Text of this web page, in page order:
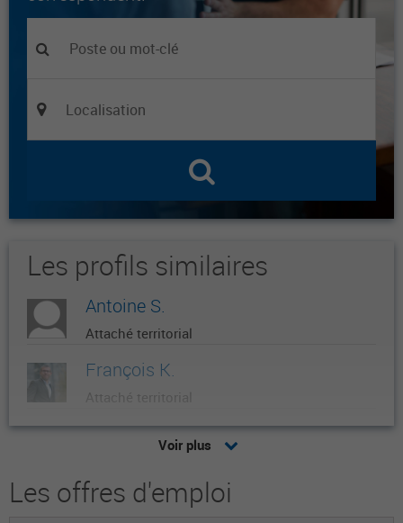
Les profils similaires
Antoine S.
Attaché territorial
François K.
Attaché territorial
Marie Lucie C.
Marie C.
Voir plus
Les offres d'emploi